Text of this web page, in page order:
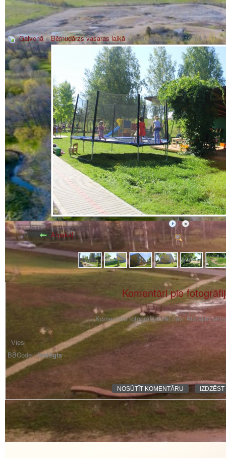
Galvenā»Bērnudārzs vasaras laikā » Bērnudārzs vasaras laikā_11
Atpakaļ
Komentāri pie
Komentāra fotogrāfijai vēl nav. Atstājiet
BBCode -izslēgts